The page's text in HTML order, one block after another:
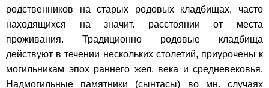
родственников на старых родовых кладбищах, часто
находящихся на значит. расстоянии от места
проживания. Традиционно родовые кладбища
действуют в течении нескольких столетий, приурочены к
могильникам эпох раннего жел. века и средневековья.
Надмогильные памятники (сынтасы) во мн. случаях